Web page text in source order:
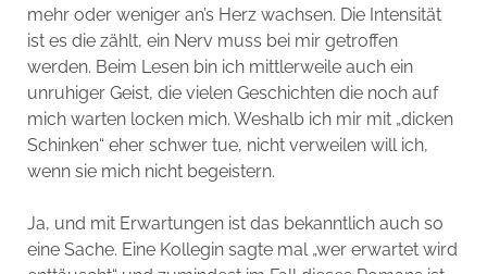
mehr oder weniger an’s Herz wachsen. Die Intensität
ist es die zählt, ein Nerv muss bei mir getroffen
werden. Beim Lesen bin ich mittlerweile auch ein
unruhiger Geist, die vielen Geschichten die noch auf
mich warten locken mich. Weshalb ich mir mit „dicken
Schinken“ eher schwer tue, nicht verweilen will ich,
wenn sie mich nicht begeistern.
Ja, und mit Erwartungen ist das bekanntlich auch so
eine Sache. Eine Kollegin sagte mal „wer erwartet wird